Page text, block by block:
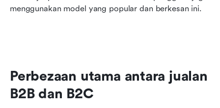
menggunakan model yang popular dan berkesan ini.
Perbezaan utama antara jualan
B2B dan B2C